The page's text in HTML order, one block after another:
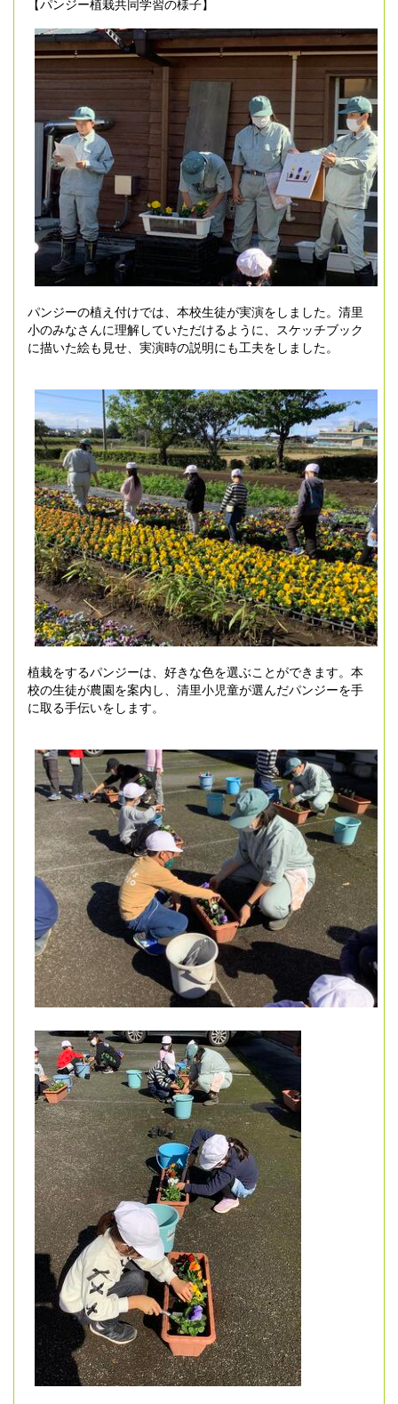
【パンジー植栽共同学習の様子】
パンジーの植え付けでは、本校生徒が実演をしました。清里
小のみなさんに理解していただけるように、スケッチブック
に描いた絵も見せ、実演時の説明にも工夫をしました。
植栽をするパンジーは、好きな色を選ぶことができます。本
校の生徒が農園を案内し、清里小児童が選んだパンジーを手
に取る手伝いをします。